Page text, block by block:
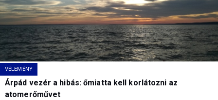
VÉLEMÉNY
Árpád vezér a hibás: őmiatta kell korlátozni az
atomerőművet